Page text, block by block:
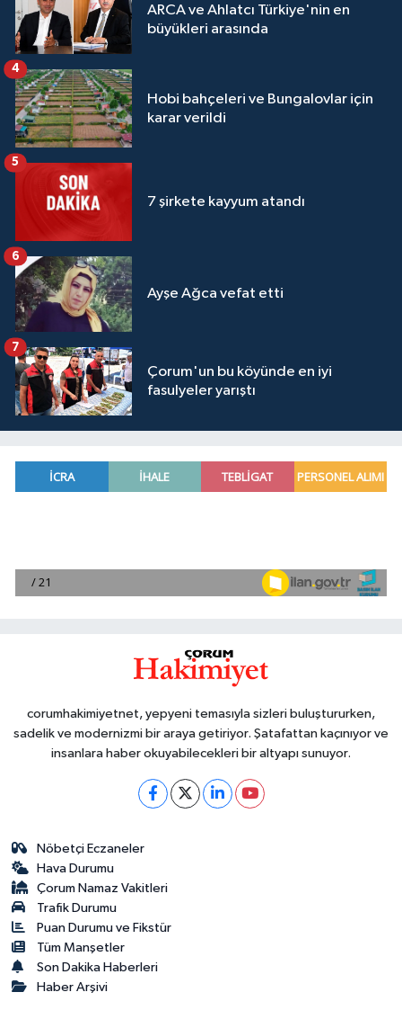
ARCA ve Ahlatcı Türkiye'nin en
büyükleri arasında
Hobi bahçeleri ve Bungalovlar için
karar verildi
4
7 şirkete kayyum atandı
5
Ayşe Ağca vefat etti
6
Çorum'un bu köyünde en iyi
fasulyeler yarıştı
7
corumhakimiyetnet, yepyeni temasıyla sizleri buluştururken,
sadelik ve modernizmi bir araya getiriyor. Şatafattan kaçınıyor ve
insanlara haber okuyabilecekleri bir altyapı sunuyor.
Nöbetçi Eczaneler
Hava Durumu
Çorum Namaz Vakitleri
Trafik Durumu
Puan Durumu ve Fikstür
Tüm Manşetler
Son Dakika Haberleri
Haber Arşivi